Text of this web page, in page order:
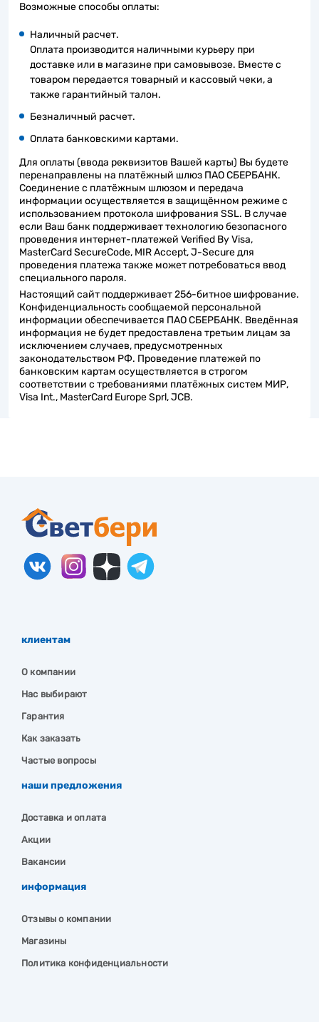
Возможные способы оплаты:
Наличный расчет.
Оплата производится наличными курьеру при
доставке или в магазине при самовывозе. Вместе с
товаром передается товарный и кассовый чеки, а
также гарантийный талон.
Безналичный расчет.
Оплата банковскими картами.
Для оплаты (ввода реквизитов Вашей карты) Вы будете
перенаправлены на платёжный шлюз ПАО СБЕРБАНК.
Соединение с платёжным шлюзом и передача
информации осуществляется в защищённом режиме с
использованием протокола шифрования SSL. В случае
если Ваш банк поддерживает технологию безопасного
проведения интернет-платежей Verified By Visa,
MasterCard SecureCode, MIR Accept, J-Secure для
проведения платежа также может потребоваться ввод
специального пароля.
Настоящий сайт поддерживает 256-битное шифрование.
Конфиденциальность сообщаемой персональной
информации обеспечивается ПАО СБЕРБАНК. Введённая
информация не будет предоставлена третьим лицам за
исключением случаев, предусмотренных
законодательством РФ. Проведение платежей по
банковским картам осуществляется в строгом
соответствии с требованиями платёжных систем МИР,
Visa Int., MasterCard Europe Sprl, JCB.
клиентам
О компании
Нас выбирают
Гарантия
Как заказать
Частые вопросы
наши предложения
Доставка и оплата
Акции
Вакансии
информация
Отзывы о компании
Магазины
Политика конфиденциальности